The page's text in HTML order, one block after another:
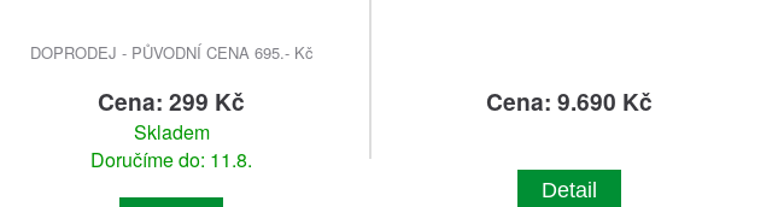
DOPRODEJ - PŮVODNÍ CENA 695.- Kč
Cena: 299 Kč
Skladem
Doručíme do: 11.8.
Cena: 9.690 Kč
Detail